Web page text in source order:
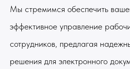
Мы стремимся обеспечить
эффективное управление
сотрудников, предлагая
решения для электронного